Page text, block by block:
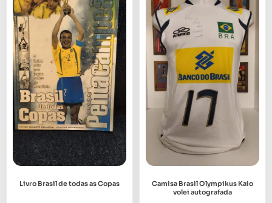
Livro Brasil de todas as Copas
Camisa Brasil Olympikus Kaio
volei autografada